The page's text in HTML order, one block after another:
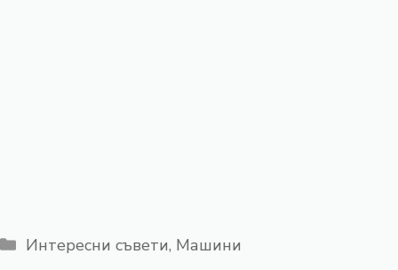
Категории
Интересни съвети, Машини